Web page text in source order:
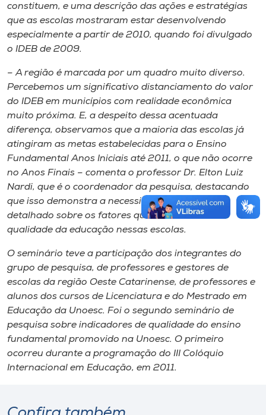
constituem, e uma descrição das ações e estratégias
que as escolas mostraram estar desenvolvendo
especialmente a partir de 2010, quando foi divulgado
o IDEB de 2009.
– A região é marcada por um quadro muito diverso.
Percebemos um significativo distanciamento do valor
do IDEB em municípios com realidade econômica
muito próxima. E, a despeito dessa acentuada
diferença, observamos que a maioria das escolas já
atingiram as metas estabelecidas para o Ensino
Fundamental Anos Iniciais até 2011, o que não ocorre
no Anos Finais – comenta o professor Dr. Elton Luiz
Nardi, que é o coordenador da pesquisa, destacando
que isso demonstra a necessidade de um estudo
detalhado sobre os fatores que interferem na
qualidade da educação nessas escolas.
O seminário teve a participação dos integrantes do
grupo de pesquisa, de professores e gestores de
escolas da região Oeste Catarinense, de professores e
alunos dos cursos de Licenciatura e do Mestrado em
Educação da Unoesc. Foi o segundo seminário de
pesquisa sobre indicadores de qualidade do ensino
fundamental promovido na Unoesc. O primeiro
ocorreu durante a programação do III Colóquio
Internacional em Educação, em 2011.